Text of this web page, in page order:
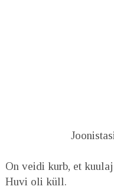
On veidi kurb, et
Huvi oli küll.